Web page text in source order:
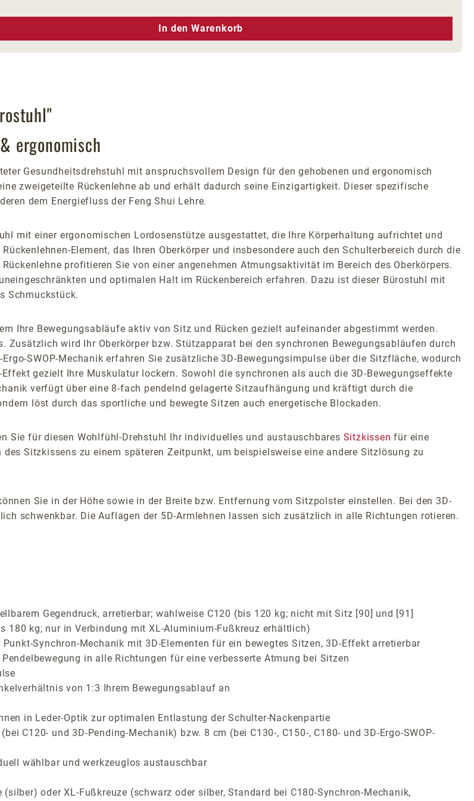
oder benutze die Schaltflächen um die Anzahl zu erhöhen oder zu
In den Warenkorb
ergonomisch
Gesundheitsdrehstuhl mit anspruchsvollem Design für den gehobenen und ergonomisch
zweigeteilte Rückenlehne ab und erhält dadurch seine Einzigartigkeit. Dieser spezifische
dem Energiefluss der Feng Shui Lehre.
mit einer ergonomischen Lordosenstütze ausgestattet, die Ihre Körperhaltung aufrichtet und
Element, das Ihren Oberkörper und insbesondere auch den Schulterbereich durch die
profitieren Sie von einer angenehmen Atmungsaktivität im Bereich des Oberkörpers.
und optimalen Halt im Rückenbereich erfahren. Dazu ist dieser Bürostuhl mit
Schmuckstück.
Ihre Bewegungsabläufe aktiv von Sitz und Rücken gezielt aufeinander abgestimmt werden.
wird Ihr Oberkörper bzw. Stützapparat bei den synchronen Bewegungsabläufen durch
SWOP-Mechanik erfahren Sie zusätzliche 3D-Bewegungsimpulse über die Sitzfläche, wodurch
gezielt Ihre Muskulatur lockern. Sowohl die synchronen als auch die 3D-Bewegungseffekte
verfügt über eine 8-fach pendelnd gelagerte Sitzaufhängung und kräftigt durch die
löst durch das sportliche und bewegte Sitzen auch energetische Blockaden.
Sie für diesen Wohlfühl-Drehstuhl Ihr individuelles und austauschbares Sitzkissen für eine
Sitzkissens zu einem späteren Zeitpunkt, um beispielsweise eine andere Sitzlösung zu
Sie in der Höhe sowie in der Breite bzw. Entfernung vom Sitzpolster einstellen. Bei den 3D-
schwenkbar. Die Auflagen der 5D-Armlehnen lassen sich zusätzlich in alle Richtungen rotieren.
Gegendruck, arretierbar; wahlweise C120 (bis 120 kg; nicht mit Sitz [90] und [91]
180 kg; nur in Verbindung mit XL-Aluminium-Fußkreuz erhältlich)
Synchron-Mechanik mit 3D-Elementen für ein bewegtes Sitzen, 3D-Effekt arretierbar
in alle Richtungen für eine verbesserte Atmung bei Sitzen
von 1:3 Ihrem Bewegungsablauf an
in Leder-Optik zur optimalen Entlastung der Schulter-Nackenpartie
C120- und 3D-Pending-Mechanik) bzw. 8 cm (bei C130-, C150-, C180- und 3D-Ergo-SWOP-
wählbar und werkzeuglos austauschbar
oder XL-Fußkreuze (schwarz oder silber, Standard bei C180-Synchron-Mechanik,